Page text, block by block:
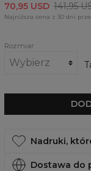
70,95 USD 141,95
Najniższa cena z 30 dni
Rozmiar
Nadruki,
Dostawa do